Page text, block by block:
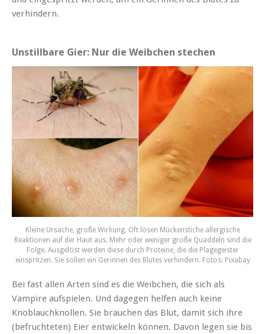
verhindern.
Unstillbare Gier: Nur die Weibchen stechen
Kleine Ursache, große Wirkung. Oft lösen Mückenstiche allergische
Reaktionen auf der Haut aus. Mehr oder weniger große Quaddeln sind die
Folge. Ausgelöst werden diese durch Proteine, die die Plagegeister
einspritzen. Sie sollen ein Gerinnen des Blutes verhindern. Fotos: Pixabay
Bei fast allen Arten sind es die Weibchen, die sich als
Vampire aufspielen. Und dagegen helfen auch keine
Knoblauchknollen. Sie brauchen das Blut, damit sich ihre
(befruchteten) Eier entwickeln können. Davon legen sie bis